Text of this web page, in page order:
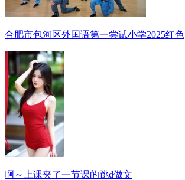
合肥市包河区外国语第一尝试小学2025红色
啊～上课夹了一节课的跳d做文